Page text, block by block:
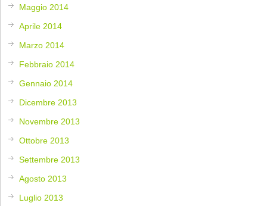
Maggio 2014
Aprile 2014
Marzo 2014
Febbraio 2014
Gennaio 2014
Dicembre 2013
Novembre 2013
Ottobre 2013
Settembre 2013
Agosto 2013
Luglio 2013